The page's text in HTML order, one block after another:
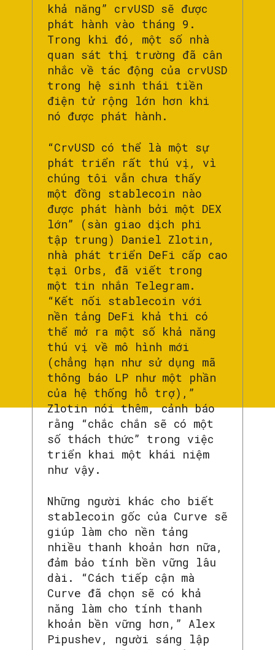
khả năng” crvUSD sẽ được
phát hành vào tháng 9.
Trong khi đó, một số nhà
quan sát thị trường đã cân
nhắc về tác động của crvUSD
trong hệ sinh thái tiền
điện tử rộng lớn hơn khi
nó được phát hành.
“CrvUSD có thể là một sự
phát triển rất thú vị, vì
chúng tôi vẫn chưa thấy
một đồng stablecoin nào
được phát hành bởi một DEX
lớn” (sàn giao dịch phi
tập trung) Daniel Zlotin,
nhà phát triển DeFi cấp cao
tại Orbs, đã viết trong
một tin nhắn Telegram.
“Kết nối stablecoin với
nền tảng DeFi khả thi có
thể mở ra một số khả năng
thú vị về mô hình mới
(chẳng hạn như sử dụng mã
thông báo LP như một phần
của hệ thống hỗ trợ),”
Zlotin nói thêm, cảnh báo
rằng “chắc chắn sẽ có một
số thách thức” trong việc
triển khai một khái niệm
như vậy.
Những người khác cho biết
stablecoin gốc của Curve sẽ
giúp làm cho nền tảng
nhiều thanh khoản hơn nữa,
đảm bảo tính bền vững lâu
dài. “Cách tiếp cận mà
Curve đã chọn sẽ có khả
năng làm cho tính thanh
khoản bền vững hơn,” Alex
Pipushev, người sáng lập